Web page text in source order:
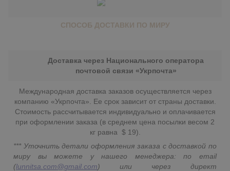
СПОСОБ ДОСТАВКИ ПО МИРУ
Доставка через Национального оператора
почтовой связи «Укрпочта»
Международная доставка заказов осуществляется через
компанию «Укрпочта». Ее срок зависит от страны доставки.
Стоимость рассчитывается индивидуально и оплачивается
при оформлении заказа (в среднем цена посылки весом 2
кг равна $ 19).
*** Уточнить детали оформления заказа с доставкой по
миру вы можете у нашего менеджера: по email
(lunnitsa.com@gmail.com) или через директ